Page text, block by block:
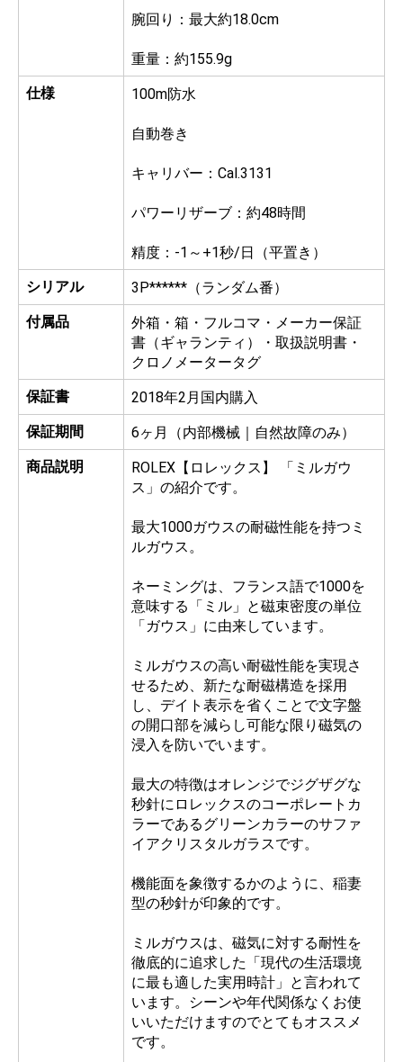
腕回り：最大約18.0cm
重量：約155.9g
仕様
100m防水
自動巻き
キャリバー：Cal.3131
パワーリザーブ：約48時間
精度：-1～+1秒/日（平置き）
シリアル
3P******（ランダム番）
付属品
外箱・箱・フルコマ・メーカー保証
書（ギャランティ）・取扱説明書・
クロノメータータグ
保証書
2018年2月国内購入
保証期間
6ヶ月（内部機械｜自然故障のみ）
商品説明
ROLEX【ロレックス】 「ミルガウ
ス」の紹介です。
最大1000ガウスの耐磁性能を持つミ
ルガウス。
ネーミングは、フランス語で1000を
意味する「ミル」と磁束密度の単位
「ガウス」に由来しています。
ミルガウスの高い耐磁性能を実現さ
せるため、新たな耐磁構造を採用
し、デイト表示を省くことで文字盤
の開口部を減らし可能な限り磁気の
浸入を防いでいます。
最大の特徴はオレンジでジグザグな
秒針にロレックスのコーポレートカ
ラーであるグリーンカラーのサファ
イアクリスタルガラスです。
機能面を象徴するかのように、稲妻
型の秒針が印象的です。
ミルガウスは、磁気に対する耐性を
徹底的に追求した「現代の生活環境
に最も適した実用時計」と言われて
います。シーンや年代関係なくお使
いいただけますのでとてもオススメ
です。